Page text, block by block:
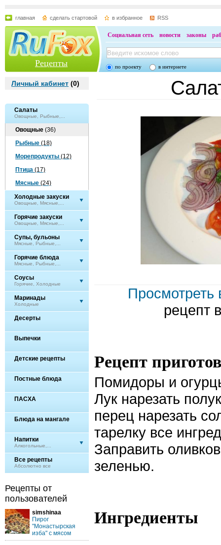
главная сделать стартовой в избранное RSS
Рецепты
Социальная сеть новости законы
по проекту в интернете
Личный кабинет (0)
Салаты
Овощные, Рыбные,...
Овощные (36)
Рыбные (18)
Морепродукты (12)
Птица (17)
Мясные (24)
Холодные закуски
Овощные, Мясные,...
Горячие закуски
Овощные, Мясные,...
Супы, бульоны
Мясные, Рыбные,...
Горячие блюда
Мясные, Рыбные,...
Соусы
Горячие, Холодные
Маринады
Холодные
Десерты
Выпечки
Детские рецепты
Постные блюда
ПАСХА
Блюда на мангале
Напитки
Алкогольные,...
Все рецепты
Абсолютно все
Рецепты от
пользователей
simshinaa
Пирог
"Монастырская
изба" с мясом
Просмотреть
рецепт
Рецепт
Помидоры и
Лук нарезать
перец нарезать
тарелку все
Заправить
зеленью.
Ингредиенты